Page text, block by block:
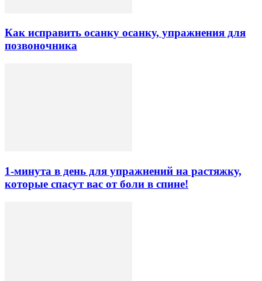
Как исправить осанку осанку, упражнения для
позвоночника
1-минута в день для упражнений на растяжку,
которые спасут вас от боли в спине!